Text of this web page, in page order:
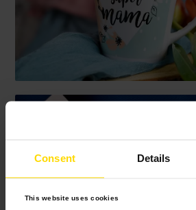
Consent Details
This website uses cookies